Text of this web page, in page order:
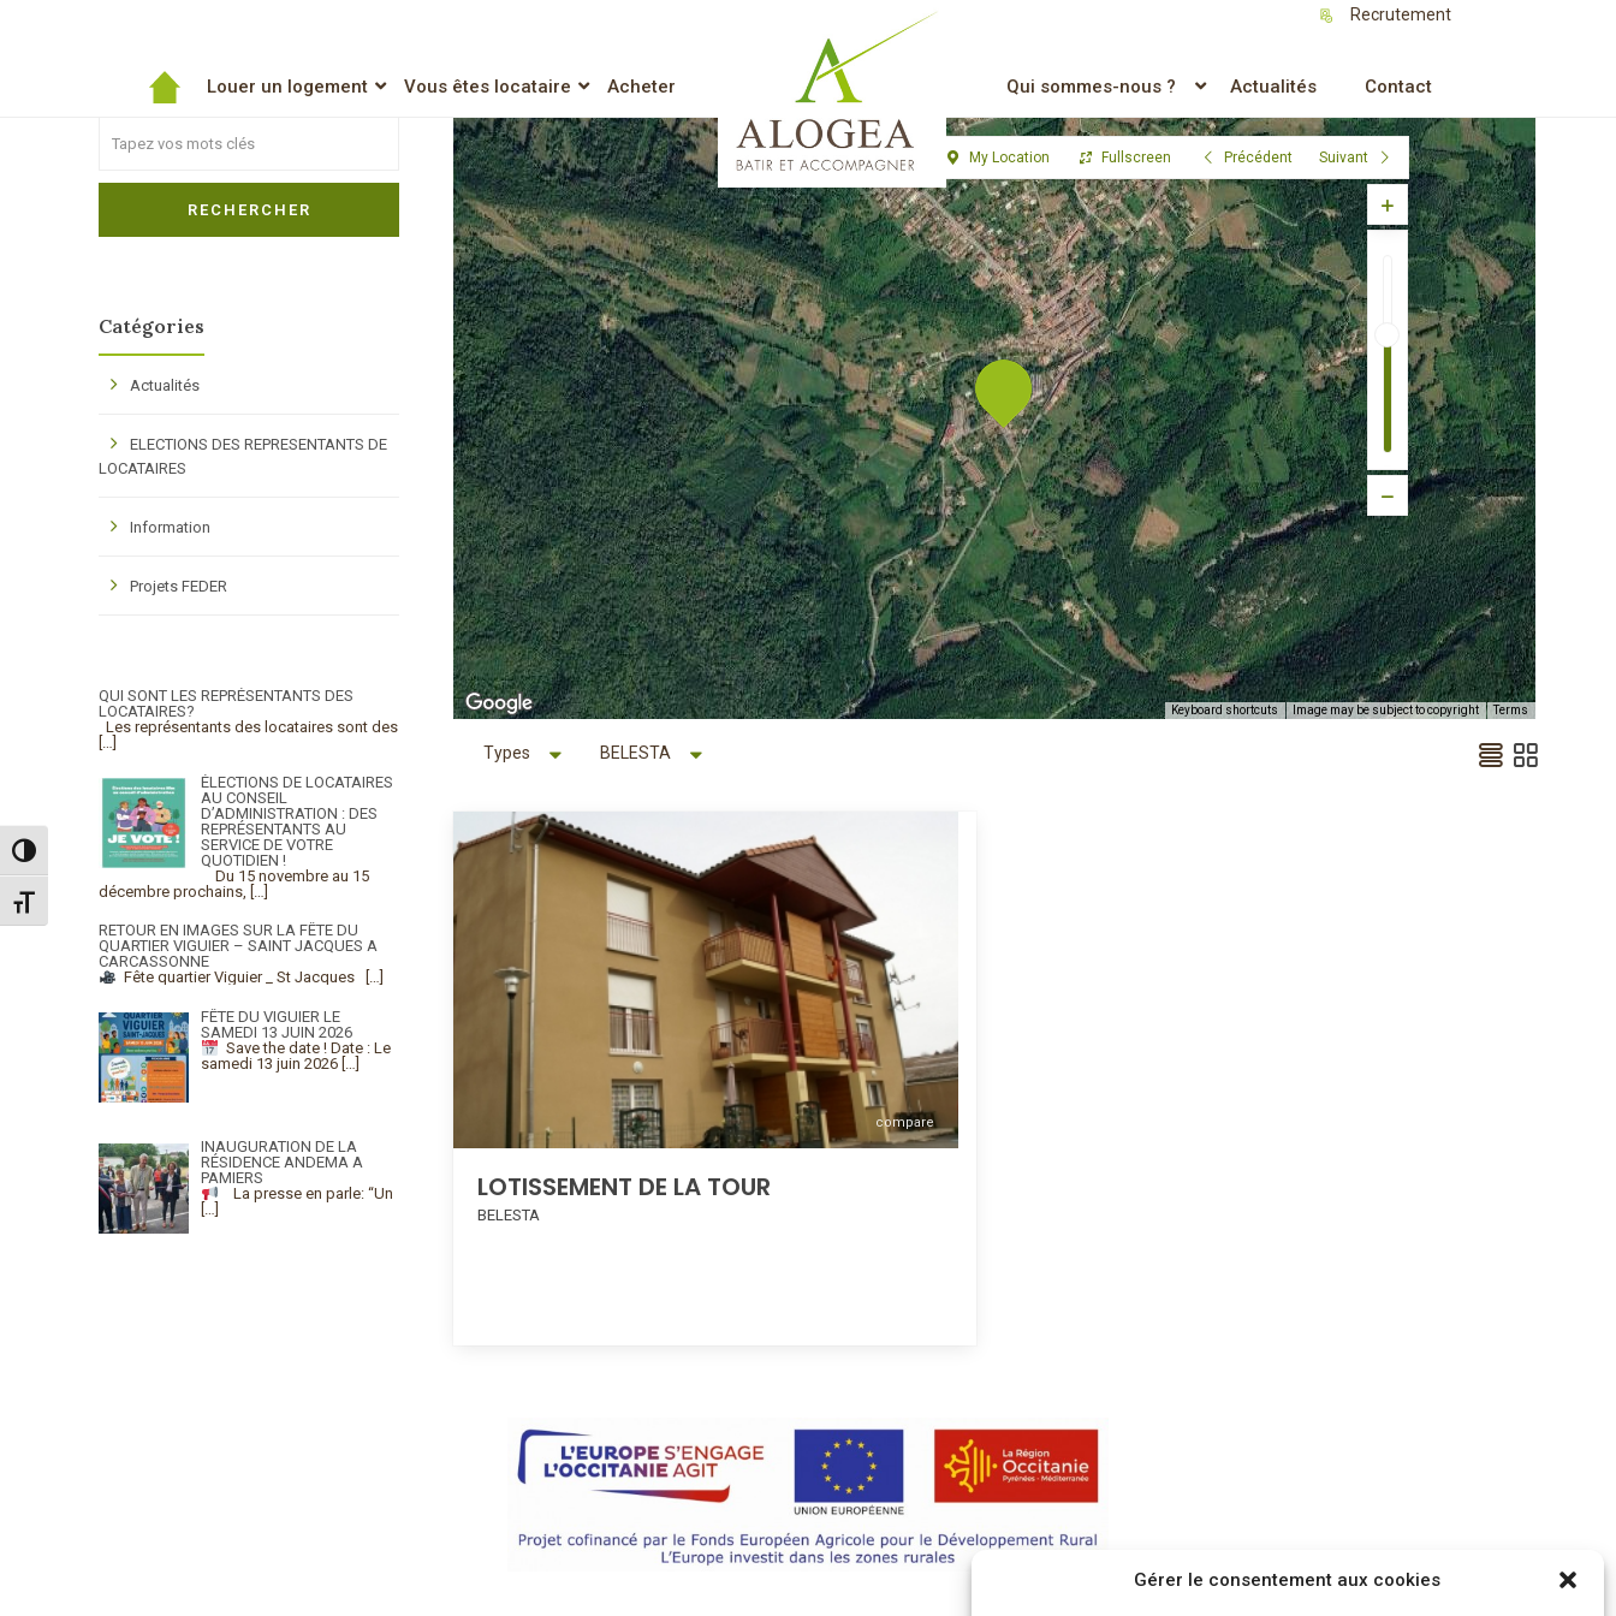
Gérer le consentement aux cookies
Passer en contraste élevé
Changer la taille de la police
Recrutement
Louer un logement Vous êtes locataire Acheter Lien vers l’accueil Qui sommes-nous ? Actualités Contact
Properties listed in BELESTA
Keyboard shortcuts Image may be subject to copyright Terms
View My Location Fullscreen Précédent Suivant
Types BELESTA
compare
LOTISSEMENT DE LA TOUR
BELESTA
Rechercher
RECHERCHER
Catégories
Actualités
ELECTIONS DES REPRESENTANTS DE
LOCATAIRES
Information
Projets FEDER
QUI SONT LES REPRÉSENTANTS DES
LOCATAIRES?
Les représentants des locataires sont des
[…]
ÉLECTIONS DE LOCATAIRES
AU CONSEIL
D’ADMINISTRATION : DES
REPRÉSENTANTS AU
SERVICE DE VOTRE
QUOTIDIEN !
Du 15 novembre au 15
décembre prochains, […]
RETOUR EN IMAGES SUR LA FÊTE DU
QUARTIER VIGUIER – SAINT JACQUES A
CARCASSONNE
Fête quartier Viguier _ St Jacques
[…]
FÊTE DU VIGUIER LE
SAMEDI 13 JUIN 2026
Save the date ! Date : Le
samedi 13 juin 2026 […]
INAUGURATION DE LA
RÉSIDENCE ANDEMA A
PAMIERS
La presse en parle: “Un
[…]